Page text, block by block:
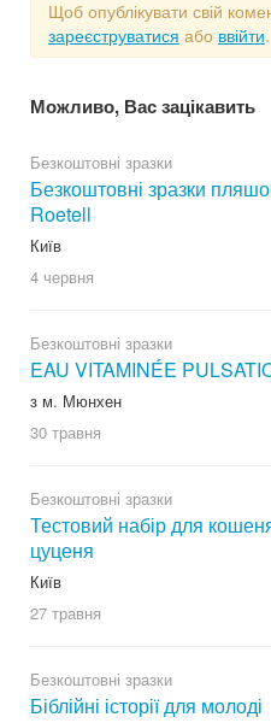
Щоб опублікувати свій
зареєструватися або ввійти.
Можливо, Вас зацікавить
Безкоштовні зразки
Безкоштовні зразки
Roetell
Київ
4 червня
Безкоштовні зразки
EAU VITAMINÉE
з м. Мюнхен
30 травня
Безкоштовні зразки
Тестовий набір для
цуценя
Київ
27 травня
Безкоштовні зразки
Біблійні історії для молоді